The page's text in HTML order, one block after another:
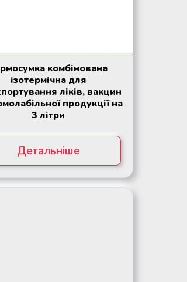
комбінована
ізотермічна для
ліків, вакцин
продукції на
3 літри
Детальніше